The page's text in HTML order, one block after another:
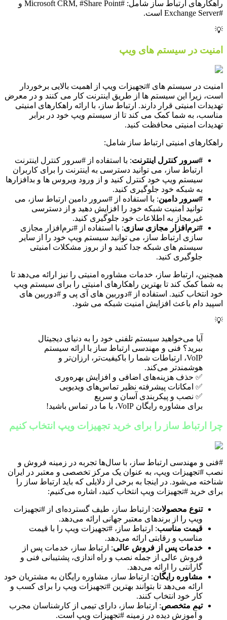
راهکارهای ارتباط ساز شامل: #Microsoft CRM, #Share Point و
#Exchange Server است.
💡
امنیت در سیستم های ویپ
امنیت در سیستم های #تجهیزات ویپ از اهمیت بالایی برخوردار
است، زیرا این سیستم ها از طریق اینترنت کار می کنند و در معرض
تهدیدات امنیتی قرار دارند. ارتباط ساز، با ارائه راهکارهای امنیتی
مناسب، به شما کمک می کند تا از سیستم ویپ خود در برابر
تهدیدات امنیتی محافظت کنید.
راهکارهای امنیتی ارتباط ساز شامل:
#سرور کنترل اینترنت: با استفاده از #سرور کنترل اینترنت
ارتباط ساز، می توانید دسترسی به اینترنت را برای کاربران
سیستم ویپ خود کنترل کنید و از ورود ویروس ها و بدافزارها
به شبکه خود جلوگیری کنید.
#سرور دامین: با استفاده از #سرور دامین ارتباط ساز، می
توانید امنیت شبکه خود را افزایش دهید و از دسترسی
غیرمجاز به اطلاعات خود جلوگیری کنید.
#نرم‌افزار مجازی سازی: با استفاده از #نرم‌افزار مجازی
سازی ارتباط ساز، می توانید سیستم ویپ خود را از سایر
سیستم های شبکه جدا کنید و از بروز مشکلات امنیتی
جلوگیری کنید.
همچنین، ارتباط ساز، خدمات مشاوره امنیتی را نیز ارائه می‌دهد تا
به شما کمک کند تا بهترین راهکارهای امنیتی را برای سیستم ویپ
خود انتخاب کنید. استفاده از #دوربین های آی پی و #دوربین های
اسپید دام باعث افزایش امنیت شبکه می شود.
💡
آیا می‌خواهید سیستم تلفنی خود را به دنیای دیجیتال
ببرید؟ فنی و مهندسی ارتباط ساز با ارائه سیستم
VoIP، ارتباطات شما را باکیفیت‌تر، ارزان‌تر و
هوشمندتر می‌کند.
✅ حذف هزینه‌های اضافی و افزایش بهره‌وری
✅ امکانات پیشرفته نظیر تماس‌های ویدیویی
✅ نصب و پیکربندی آسان و سریع
برای مشاوره رایگان VoIP، با ما در تماس باشید!
چرا ارتباط ساز را برای خرید تجهیزات ویپ انتخاب کنیم
#فنی و مهندسی ارتباط ساز، با سال‌ها تجربه در زمینه فروش و
نصب #تجهیزات ویپ، به عنوان یک مرکز تخصصی و معتبر در ایران
شناخته می‌شود. در اینجا به برخی از دلایلی که باید ارتباط ساز را
برای خرید #تجهیزات ویپ انتخاب کنید، اشاره می‌کنیم:
تنوع محصولات: ارتباط ساز، طیف گسترده‌ای از #تجهیزات
ویپ را از برندهای معتبر جهانی ارائه می‌دهد.
قیمت مناسب: ارتباط ساز، #تجهیزات ویپ را با قیمت
مناسب و رقابتی ارائه می‌دهد.
خدمات پس از فروش عالی: ارتباط ساز، خدمات پس از
فروش عالی از جمله نصب و راه اندازی، پشتیبانی فنی و
گارانتی را ارائه می‌دهد.
مشاوره رایگان: ارتباط ساز، مشاوره رایگان به مشتریان خود
ارائه می‌دهد تا بتوانند بهترین #تجهیزات ویپ را برای کسب و
کار خود انتخاب کنند.
تیم متخصص: ارتباط ساز، دارای تیمی از کارشناسان مجرب
و آموزش دیده در زمینه #تجهیزات ویپ است.